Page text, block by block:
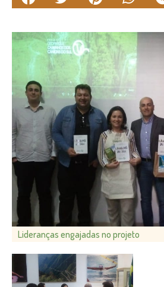
Lideranças engajadas no projeto